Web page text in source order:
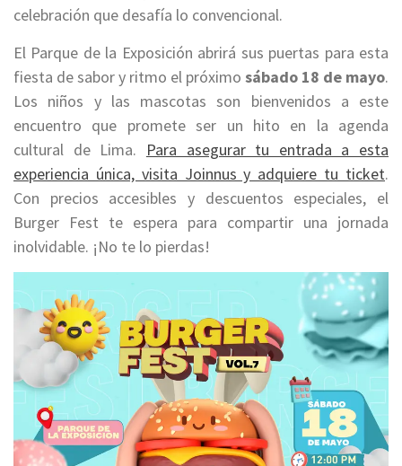
celebración que desafía lo convencional.
El Parque de la Exposición abrirá sus puertas para esta
fiesta de sabor y ritmo el próximo sábado 18 de mayo.
Los niños y las mascotas son bienvenidos a este
encuentro que promete ser un hito en la agenda
cultural de Lima. Para asegurar tu entrada a esta
experiencia única, visita Joinnus y adquiere tu ticket.
Con precios accesibles y descuentos especiales, el
Burger Fest te espera para compartir una jornada
inolvidable. ¡No te lo pierdas!